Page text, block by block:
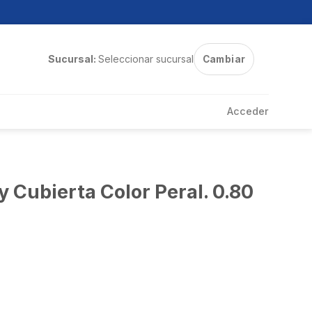
Sucursal: Seleccionar sucursal Cambiar
Acceder
Cubierta Color Peral. 0.80